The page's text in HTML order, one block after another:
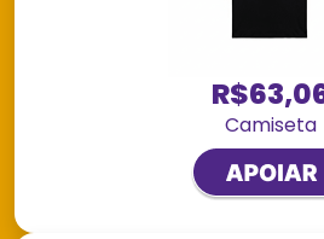
Camiseta